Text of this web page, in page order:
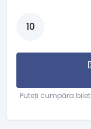
10
Puteți cumpăra